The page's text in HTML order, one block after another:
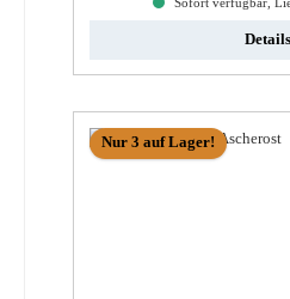
Details
Nur 3 auf Lager!